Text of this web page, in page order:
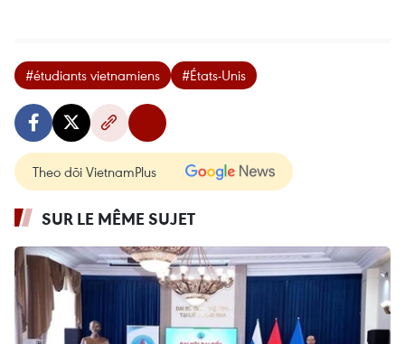
#étudiants vietnamiens #États-Unis
Theo dõi VietnamPlus
SUR LE MÊME SUJET